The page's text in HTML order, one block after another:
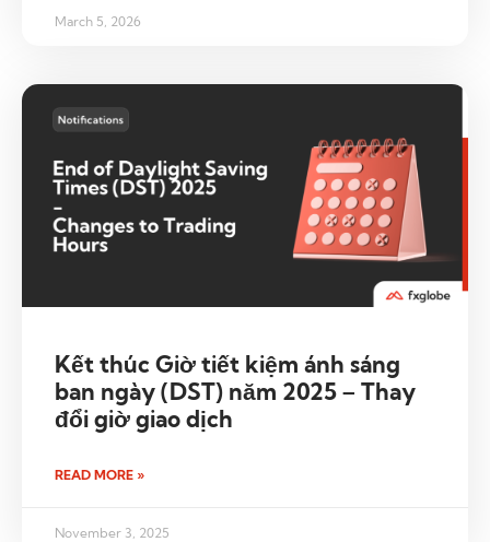
March 5, 2026
Kết thúc Giờ tiết kiệm ánh sáng
ban ngày (DST) năm 2025 – Thay
đổi giờ giao dịch
READ MORE »
November 3, 2025